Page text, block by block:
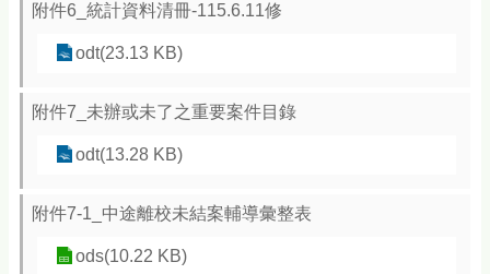
附件6_統計資料清冊-115.6.11修
odt(23.13 KB)
附件7_未辦或未了之重要案件目錄
odt(13.28 KB)
附件7-1_中途離校未結案輔導彙整表
ods(10.22 KB)